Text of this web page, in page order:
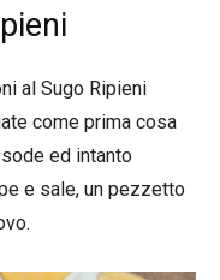
al Sugo Ripieni
come prima cosa
ed intanto
e sale, un pezzetto